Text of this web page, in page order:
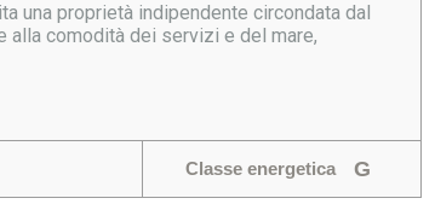
una proprietà indipendente circondata dal
alla comodità dei servizi e del mare,
Classe energetica G